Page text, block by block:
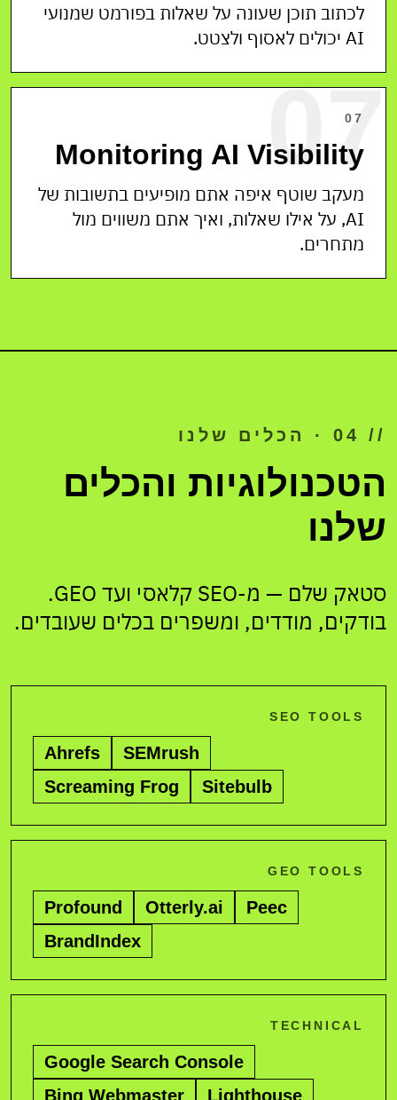
לכתוב תוכן שעונה על שאלות בפורמט שמנועי
AI יכולים לאסוף ולצטט.
07
07
Monitoring AI Visibility
מעקב שוטף איפה אתם מופיעים בתשובות של
AI, על אילו שאלות, ואיך אתם משווים מול
מתחרים.
// 04 · הכלים שלנו
הטכנולוגיות והכלים
שלנו
סטאק שלם — מ-SEO קלאסי ועד GEO.
בודקים, מודדים, ומשפרים בכלים שעובדים.
SEO TOOLS
Ahrefs
SEMrush
Screaming Frog
Sitebulb
GEO TOOLS
Profound Otterly.ai
Peec
BrandIndex
TECHNICAL
Google Search Console
Bing Webmaster
Lighthouse